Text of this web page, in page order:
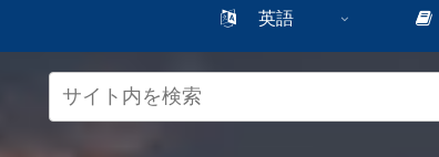
英語